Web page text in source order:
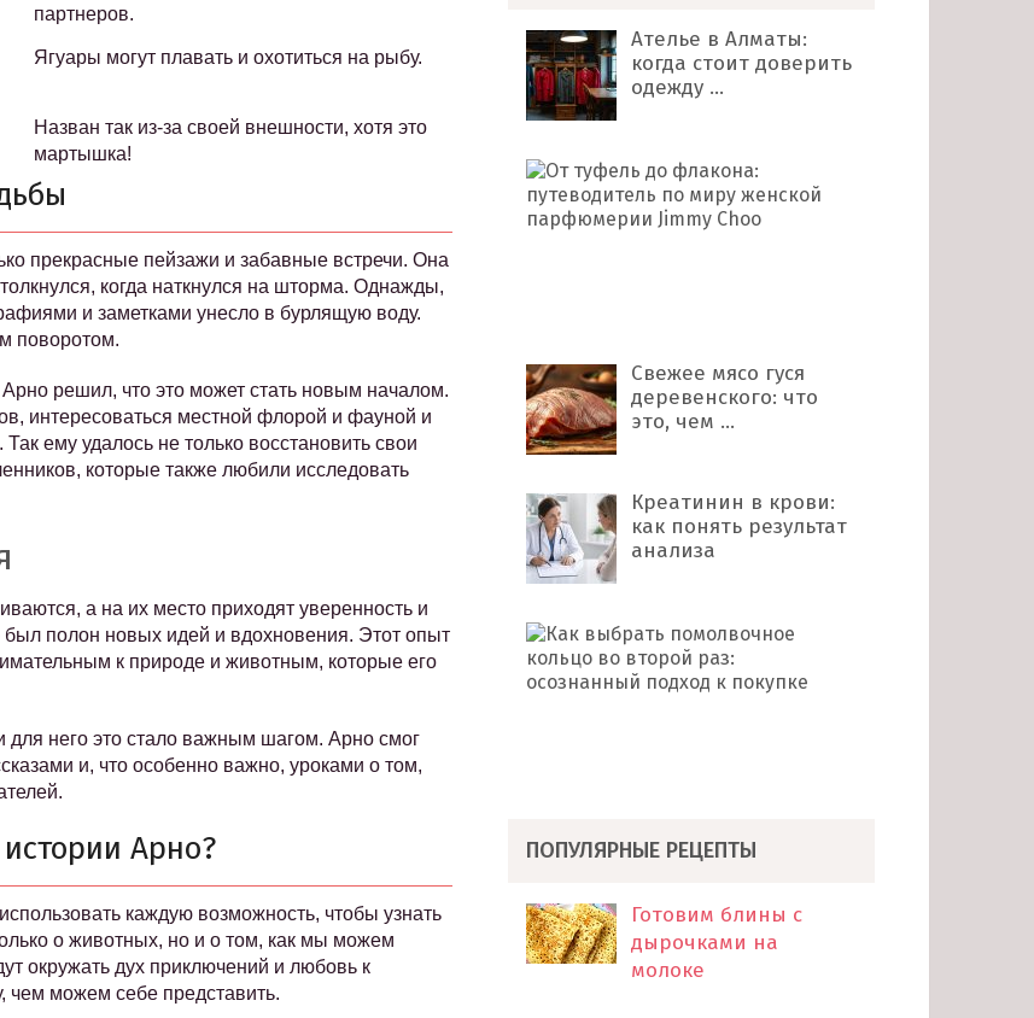
партнеров.
Ягуары могут плавать и охотиться на рыбу.
Назван так из-за своей внешности, хотя это
мартышка!
прекрасные пейзажи и забавные встречи. Она
когда наткнулся на шторма. Однажды,
и заметками унесло в бурлящую воду.
поворотом.
решил, что это может стать новым началом.
интересоваться местной флорой и фауной и
ему удалось не только восстановить свои
которые также любили исследовать
а на их место приходят уверенность и
полон новых идей и вдохновения. Этот опыт
к природе и животным, которые его
для него это стало важным шагом. Арно смог
и, что особенно важно, уроками о том,
Арно?
каждую возможность, чтобы узнать
о животных, но и о том, как мы можем
окружать дух приключений и любовь к
чем можем себе представить.
Ателье в Алматы:
когда стоит доверить
одежду …
Свежее мясо гуся
деревенского: что
это, чем …
Креатинин в крови:
как понять результат
анализа
ПОПУЛЯРНЫЕ РЕЦЕПТЫ
Готовим блины с
дырочками на
молоке